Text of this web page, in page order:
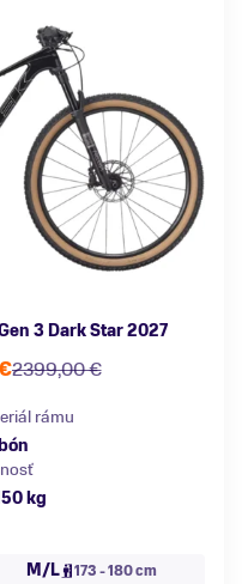
3 Dark Star 2027
2399,00 €
rámu
kg
M/L 173 - 180 cm